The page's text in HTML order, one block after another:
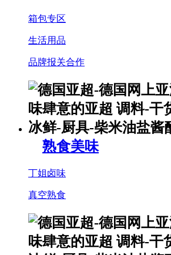
箱包专区
生活用品
品牌报关合作
熟食美味
丁姐卤味
真空熟食